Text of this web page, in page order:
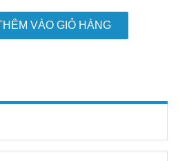
VÀO GIỎ HÀNG